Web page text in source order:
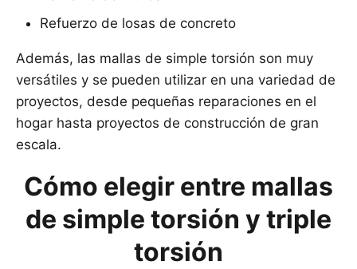
Refuerzo de losas de concreto
Además, las mallas de simple torsión son muy
versátiles y se pueden utilizar en una variedad de
proyectos, desde pequeñas reparaciones en el
hogar hasta proyectos de construcción de gran
escala.
Cómo elegir entre mallas
de simple torsión y triple
torsión